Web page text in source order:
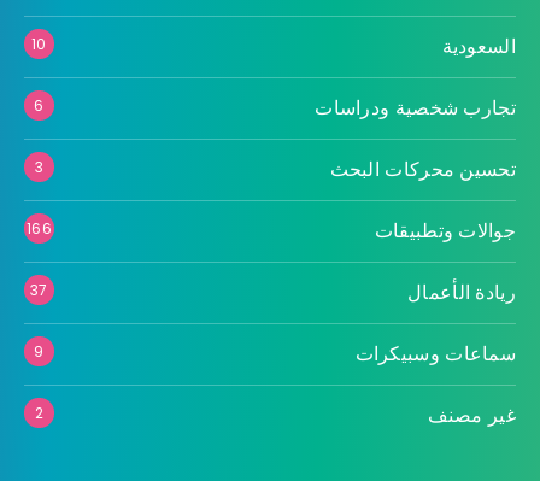
السعودية 10
تجارب شخصية ودراسات 6
تحسين محركات البحث 3
جوالات وتطبيقات 166
ريادة الأعمال 37
سماعات وسبيكرات 9
غير مصنف 2